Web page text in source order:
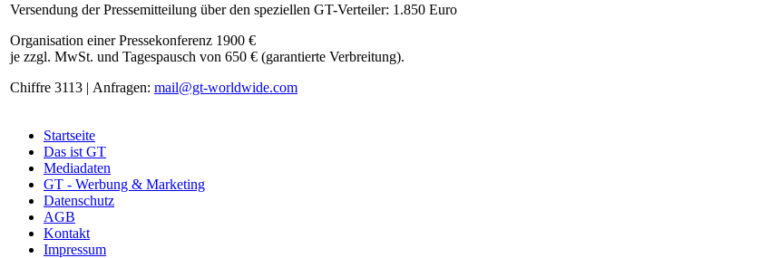
Versendung der Pressemitteilung über den speziellen GT-Verteiler: 1.850 Euro
Organisation einer Pressekonferenz 1900 €
je zzgl. MwSt. und Tagespausch von 650 € (garantierte Verbreitung).
Chiffre 3113 | Anfragen: mail@gt-worldwide.com
Startseite
Das ist GT
Mediadaten
GT - Werbung & Marketing
Datenschutz
AGB
Kontakt
Impressum